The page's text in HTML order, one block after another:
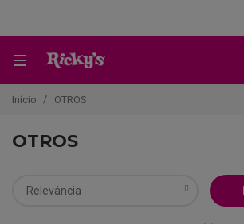
Início OTROS
OTROS
Relevância